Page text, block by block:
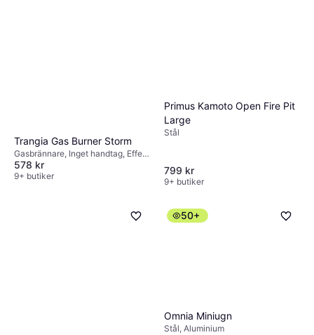
Trangia Gas Burner Storm
Gasbrännare, Inget handtag, Effekt
2300W
578 kr
9+ butiker
Primus Kamoto Open Fire Pit
Large
Stål
799 kr
9+ butiker
50+
Omnia Miniugn
Stål, Aluminium